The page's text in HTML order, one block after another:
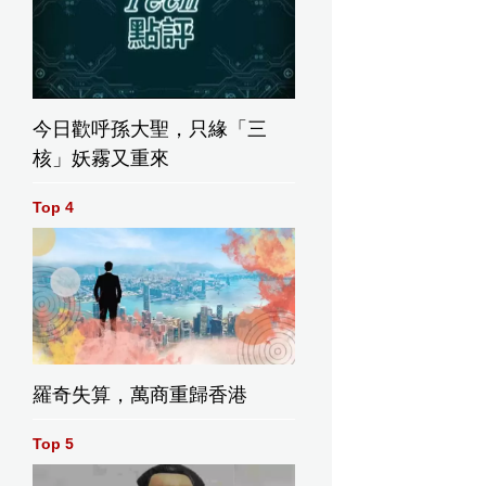
今日歡呼孫大聖，只緣「三
核」妖霧又重來
Top 4
羅奇失算，萬商重歸香港
Top 5